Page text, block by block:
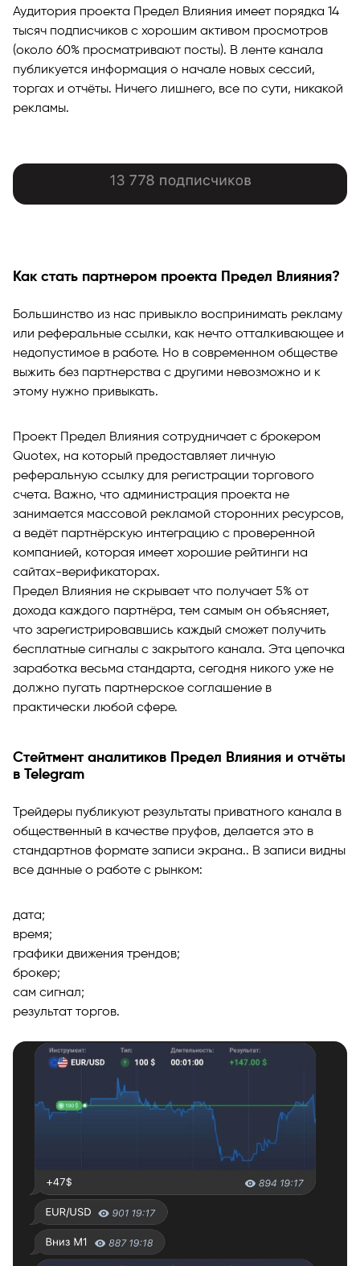
Аудитория проекта Предел Влияния имеет порядка 14
тысяч подписчиков с хорошим активом просмотров
(около 60% просматривают посты). В ленте канала
публикуется информация о начале новых сессий,
торгах и отчёты. Ничего лишнего, все по сути, никакой
рекламы.
Как стать партнером проекта Предел Влияния?
Большинство из нас привыкло воспринимать рекламу
или реферальные ссылки, как нечто отталкивающее и
недопустимое в работе. Но в современном обществе
выжить без партнерства с другими невозможно и к
этому нужно привыкать.
Проект Предел Влияния сотрудничает с брокером
Quotex, на который предоставляет личную
реферальную ссылку для регистрации торгового
счета. Важно, что администрация проекта не
занимается массовой рекламой сторонних ресурсов,
а ведёт партнёрскую интеграцию с проверенной
компанией, которая имеет хорошие рейтинги на
сайтах-верификаторах.
Предел Влияния не скрывает что получает 5% от
дохода каждого партнёра, тем самым он объясняет,
что зарегистрировавшись каждый сможет получить
бесплатные сигналы с закрытого канала. Эта цепочка
заработка весьма стандарта, сегодня никого уже не
должно пугать партнерское соглашение в
практически любой сфере.
Стейтмент аналитиков Предел Влияния и отчёты
в Telegram
Трейдеры публикуют результаты приватного канала в
общественный в качестве пруфов, делается это в
стандартнов формате записи экрана.. В записи видны
все данные о работе с рынком:
дата;
время;
графики движения трендов;
брокер;
сам сигнал;
результат торгов.